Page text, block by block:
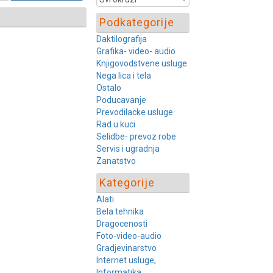
Podkategorije
Daktilografija
Grafika- video- audio
Knjigovodstvene usluge
Nega lica i tela
Ostalo
Poducavanje
Prevodilacke usluge
Rad u kuci
Selidbe- prevoz robe
Servis i ugradnja
Zanatstvo
Kategorije
Alati
Bela tehnika
Dragocenosti
Foto-video-audio
Gradjevinarstvo
Internet usluge,